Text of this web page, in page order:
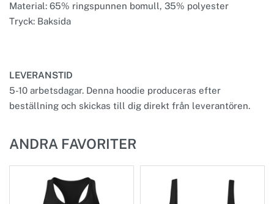
Material: 65% ringspunnen bomull, 35% polyester
Tryck: Baksida
LEVERANSTID
5-10 arbetsdagar. Denna hoodie produceras efter
beställning och skickas till dig direkt från leverantören.
ANDRA FAVORITER